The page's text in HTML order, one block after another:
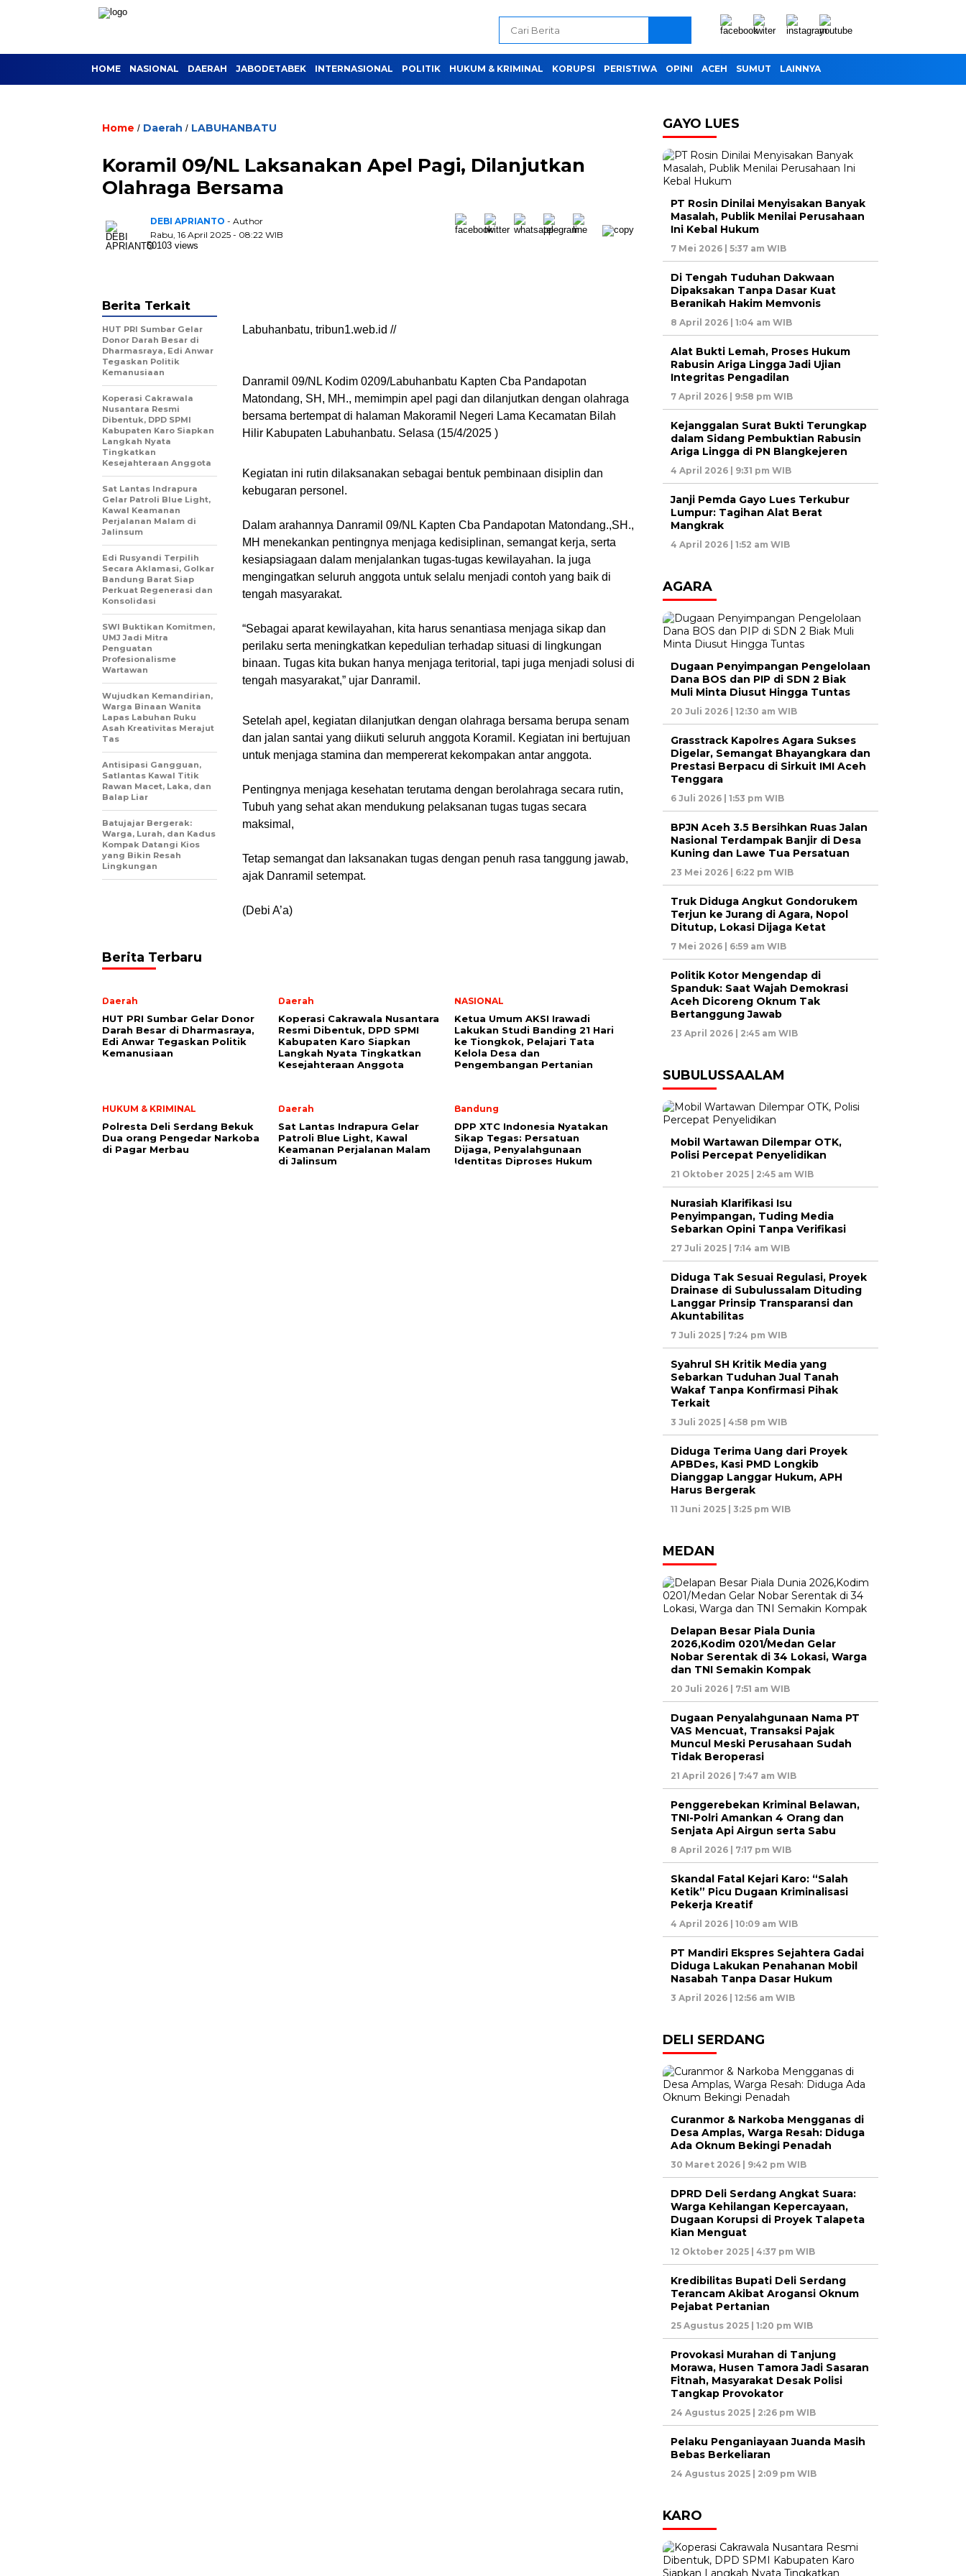
HOME NASIONAL DAERAH JABODETABEK INTERNASIONAL POLITIK HUKUM & KRIMINAL KORUPSI PERISTIWA OPINI ACEH SUMUT LAINNYA
Home / Daerah / LABUHANBATU
Koramil 09/NL Laksanakan Apel Pagi, Dilanjutkan
Olahraga Bersama
DEBI APRIANTO - Author
Rabu, 16 April 2025 - 08:22 WIB
50103 views
Labuhanbatu, tribun1.web.id //
Danramil 09/NL Kodim 0209/Labuhanbatu Kapten Cba Pandapotan
Matondang, SH, MH., memimpin apel pagi dan dilanjutkan dengan olahraga
bersama bertempat di halaman Makoramil Negeri Lama Kecamatan Bilah
Hilir Kabupaten Labuhanbatu. Selasa (15/4/2025 )
Kegiatan ini rutin dilaksanakan sebagai bentuk pembinaan disiplin dan
kebugaran personel.
Dalam arahannya Danramil 09/NL Kapten Cba Pandapotan Matondang.,SH.,
MH menekankan pentingnya menjaga kedisiplinan, semangat kerja, serta
kesiapsiagaan dalam menjalankan tugas-tugas kewilayahan. Ia juga
mengingatkan seluruh anggota untuk selalu menjadi contoh yang baik di
tengah masyarakat.
“Sebagai aparat kewilayahan, kita harus senantiasa menjaga sikap dan
perilaku serta meningkatkan kepedulian terhadap situasi di lingkungan
binaan. Tugas kita bukan hanya menjaga teritorial, tapi juga menjadi solusi di
tengah masyarakat,” ujar Danramil.
Setelah apel, kegiatan dilanjutkan dengan olahraga bersama berupa senam
dan jalan santai yang diikuti seluruh anggota Koramil. Kegiatan ini bertujuan
untuk menjaga stamina dan mempererat kekompakan antar anggota.
Pentingnya menjaga kesehatan terutama dengan berolahraga secara rutin,
Tubuh yang sehat akan mendukung pelaksanan tugas tugas secara
maksimal,
Tetap semangat dan laksanakan tugas dengan penuh rasa tanggung jawab,
ajak Danramil setempat.
(Debi A’a)
Berita Terkait
HUT PRI Sumbar Gelar
Donor Darah Besar di
Dharmasraya, Edi Anwar
Tegaskan Politik
Kemanusiaan
Koperasi Cakrawala
Nusantara Resmi
Dibentuk, DPD SPMI
Kabupaten Karo Siapkan
Langkah Nyata
Tingkatkan
Kesejahteraan Anggota
Sat Lantas Indrapura
Gelar Patroli Blue Light,
Kawal Keamanan
Perjalanan Malam di
Jalinsum
Edi Rusyandi Terpilih
Secara Aklamasi, Golkar
Bandung Barat Siap
Perkuat Regenerasi dan
Konsolidasi
SWI Buktikan Komitmen,
UMJ Jadi Mitra
Penguatan
Profesionalisme
Wartawan
Wujudkan Kemandirian,
Warga Binaan Wanita
Lapas Labuhan Ruku
Asah Kreativitas Merajut
Tas
Antisipasi Gangguan,
Satlantas Kawal Titik
Rawan Macet, Laka, dan
Balap Liar
Batujajar Bergerak:
Warga, Lurah, dan Kadus
Kompak Datangi Kios
yang Bikin Resah
Lingkungan
Berita Terbaru
Daerah
HUT PRI Sumbar Gelar Donor
Darah Besar di Dharmasraya,
Edi Anwar Tegaskan Politik
Kemanusiaan
Daerah
Koperasi Cakrawala Nusantara
Resmi Dibentuk, DPD SPMI
Kabupaten Karo Siapkan
Langkah Nyata Tingkatkan
Kesejahteraan Anggota
NASIONAL
Ketua Umum AKSI Irawadi
Lakukan Studi Banding 21 Hari
ke Tiongkok, Pelajari Tata
Kelola Desa dan
Pengembangan Pertanian
HUKUM & KRIMINAL
Polresta Deli Serdang Bekuk
Dua orang Pengedar Narkoba
di Pagar Merbau
Daerah
Sat Lantas Indrapura Gelar
Patroli Blue Light, Kawal
Keamanan Perjalanan Malam
di Jalinsum
Bandung
DPP XTC Indonesia Nyatakan
Sikap Tegas: Persatuan
Dijaga, Penyalahgunaan
Identitas Diproses Hukum
GAYO LUES
PT Rosin Dinilai Menyisakan Banyak
Masalah, Publik Menilai Perusahaan
Ini Kebal Hukum
7 Mei 2026 | 5:37 am WIB
Di Tengah Tuduhan Dakwaan
Dipaksakan Tanpa Dasar Kuat
Beranikah Hakim Memvonis
8 April 2026 | 1:04 am WIB
Alat Bukti Lemah, Proses Hukum
Rabusin Ariga Lingga Jadi Ujian
Integritas Pengadilan
7 April 2026 | 9:58 pm WIB
Kejanggalan Surat Bukti Terungkap
dalam Sidang Pembuktian Rabusin
Ariga Lingga di PN Blangkejeren
4 April 2026 | 9:31 pm WIB
Janji Pemda Gayo Lues Terkubur
Lumpur: Tagihan Alat Berat
Mangkrak
4 April 2026 | 1:52 am WIB
AGARA
Dugaan Penyimpangan Pengelolaan
Dana BOS dan PIP di SDN 2 Biak
Muli Minta Diusut Hingga Tuntas
20 Juli 2026 | 12:30 am WIB
Grasstrack Kapolres Agara Sukses
Digelar, Semangat Bhayangkara dan
Prestasi Berpacu di Sirkuit IMI Aceh
Tenggara
6 Juli 2026 | 1:53 pm WIB
BPJN Aceh 3.5 Bersihkan Ruas Jalan
Nasional Terdampak Banjir di Desa
Kuning dan Lawe Tua Persatuan
23 Mei 2026 | 6:22 pm WIB
Truk Diduga Angkut Gondorukem
Terjun ke Jurang di Agara, Nopol
Ditutup, Lokasi Dijaga Ketat
7 Mei 2026 | 6:59 am WIB
Politik Kotor Mengendap di
Spanduk: Saat Wajah Demokrasi
Aceh Dicoreng Oknum Tak
Bertanggung Jawab
23 April 2026 | 2:45 am WIB
SUBULUSSAALAM
Mobil Wartawan Dilempar OTK,
Polisi Percepat Penyelidikan
21 Oktober 2025 | 2:45 am WIB
Nurasiah Klarifikasi Isu
Penyimpangan, Tuding Media
Sebarkan Opini Tanpa Verifikasi
27 Juli 2025 | 7:14 am WIB
Diduga Tak Sesuai Regulasi, Proyek
Drainase di Subulussalam Dituding
Langgar Prinsip Transparansi dan
Akuntabilitas
7 Juli 2025 | 7:24 pm WIB
Syahrul SH Kritik Media yang
Sebarkan Tuduhan Jual Tanah
Wakaf Tanpa Konfirmasi Pihak
Terkait
3 Juli 2025 | 4:58 pm WIB
Diduga Terima Uang dari Proyek
APBDes, Kasi PMD Longkib
Dianggap Langgar Hukum, APH
Harus Bergerak
11 Juni 2025 | 3:25 pm WIB
MEDAN
Delapan Besar Piala Dunia
2026,Kodim 0201/Medan Gelar
Nobar Serentak di 34 Lokasi, Warga
dan TNI Semakin Kompak
20 Juli 2026 | 7:51 am WIB
Dugaan Penyalahgunaan Nama PT
VAS Mencuat, Transaksi Pajak
Muncul Meski Perusahaan Sudah
Tidak Beroperasi
21 April 2026 | 7:47 am WIB
Penggerebekan Kriminal Belawan,
TNI-Polri Amankan 4 Orang dan
Senjata Api Airgun serta Sabu
8 April 2026 | 7:17 pm WIB
Skandal Fatal Kejari Karo: “Salah
Ketik” Picu Dugaan Kriminalisasi
Pekerja Kreatif
4 April 2026 | 10:09 am WIB
PT Mandiri Ekspres Sejahtera Gadai
Diduga Lakukan Penahanan Mobil
Nasabah Tanpa Dasar Hukum
3 April 2026 | 12:56 am WIB
DELI SERDANG
Curanmor & Narkoba Mengganas di
Desa Amplas, Warga Resah: Diduga
Ada Oknum Bekingi Penadah
30 Maret 2026 | 9:42 pm WIB
DPRD Deli Serdang Angkat Suara:
Warga Kehilangan Kepercayaan,
Dugaan Korupsi di Proyek Talapeta
Kian Menguat
12 Oktober 2025 | 4:37 pm WIB
Kredibilitas Bupati Deli Serdang
Terancam Akibat Arogansi Oknum
Pejabat Pertanian
25 Agustus 2025 | 1:20 pm WIB
Provokasi Murahan di Tanjung
Morawa, Husen Tamora Jadi Sasaran
Fitnah, Masyarakat Desak Polisi
Tangkap Provokator
24 Agustus 2025 | 2:26 pm WIB
Pelaku Penganiayaan Juanda Masih
Bebas Berkeliaran
24 Agustus 2025 | 2:09 pm WIB
KARO